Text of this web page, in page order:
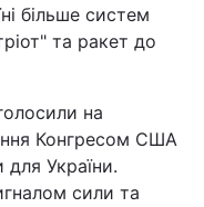
більше систем
та ракет до
на
Конгресом США
України.
сили та